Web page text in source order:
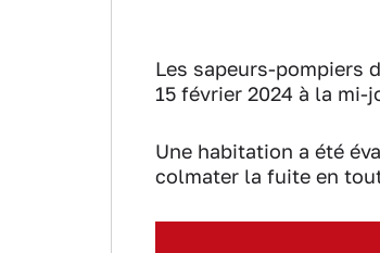
Les sapeurs-pompiers
15 février 2024 à la
Une habitation a été
colmater la fuite en